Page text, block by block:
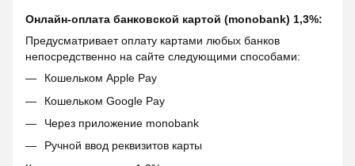
Онлайн-оплата банковской картой (monobank) 1,3%:
Предусматривает оплату картами любых банков
непосредственно на сайте следующими способами:
Кошельком Apple Pay
Кошельком Google Pay
Через приложение monobank
Ручной ввод реквизитов карты